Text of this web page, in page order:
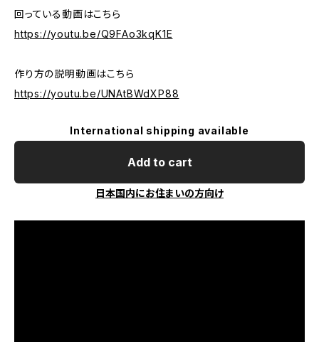
回っている動画はこちら
https://youtu.be/Q9FAo3kqK1E
作り方の説明動画はこちら
https://youtu.be/UNAtBWdXP88
International shipping available
Add to cart
日本国内にお住まいの方向け